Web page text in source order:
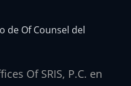
de Of Counsel del
Of SRIS, P.C. en